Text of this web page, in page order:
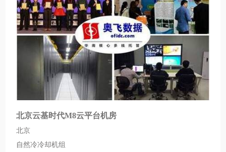
北京云基时代M8云平台机房
北京
自然冷冷却机组